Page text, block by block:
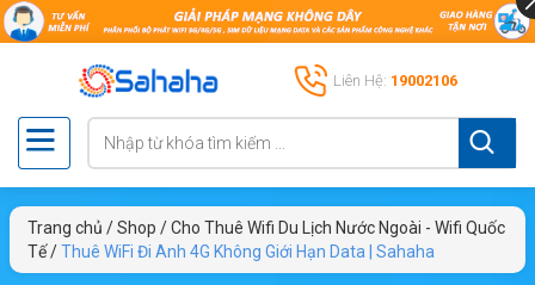
Liên Hệ: 19002106
Trang chủ /Shop /Cho Thuê Wifi Du Lịch Nước Ngoài - Wifi Quốc
Tế/Thuê WiFi Đi Anh 4G Không Giới Hạn Data | Sahaha